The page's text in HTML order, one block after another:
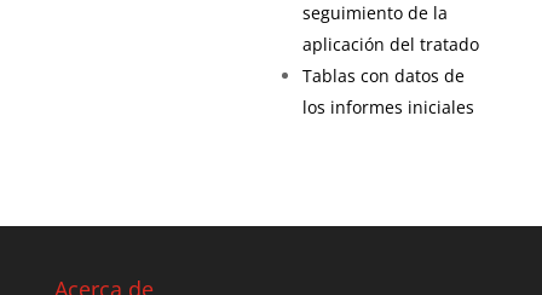
seguimiento de la
aplicación del tratado
Tablas con datos de
los informes iniciales